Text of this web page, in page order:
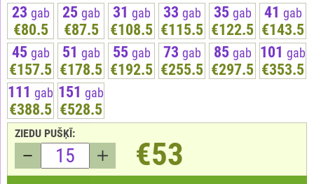
23 gab
€80.5
25 gab
€87.5
31 gab
€108.5
33 gab
€115.5
35 gab
€122.5
41 gab
€143.5
45 gab
€157.5
51 gab
€178.5
55 gab
€192.5
73 gab
€255.5
85 gab
€297.5
101 gab
€353.5
111 gab
€388.5
151 gab
€528.5
ZIEDU PUŠĶĪ:
€53